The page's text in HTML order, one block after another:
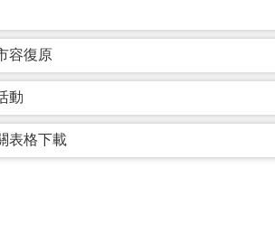
容復原
動
表格下載